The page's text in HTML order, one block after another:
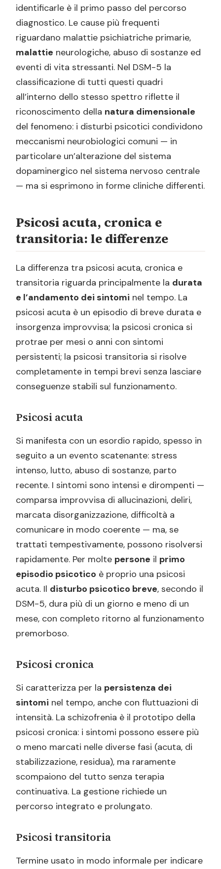
identificarle è il primo passo del percorso
diagnostico. Le cause più frequenti
riguardano malattie psichiatriche primarie,
malattie neurologiche, abuso di sostanze ed
eventi di vita stressanti. Nel DSM-5 la
classificazione di tutti questi quadri
all’interno dello stesso spettro riflette il
riconoscimento della natura dimensionale
del fenomeno: i disturbi psicotici condividono
meccanismi neurobiologici comuni — in
particolare un’alterazione del sistema
dopaminergico nel sistema nervoso centrale
— ma si esprimono in forme cliniche differenti.
Psicosi acuta, cronica e
transitoria: le differenze
La differenza tra psicosi acuta, cronica e
transitoria riguarda principalmente la durata
e l’andamento dei sintomi nel tempo. La
psicosi acuta è un episodio di breve durata e
insorgenza improvvisa; la psicosi cronica si
protrae per mesi o anni con sintomi
persistenti; la psicosi transitoria si risolve
completamente in tempi brevi senza lasciare
conseguenze stabili sul funzionamento.
Psicosi acuta
Si manifesta con un esordio rapido, spesso in
seguito a un evento scatenante: stress
intenso, lutto, abuso di sostanze, parto
recente. I sintomi sono intensi e dirompenti —
comparsa improvvisa di allucinazioni, deliri,
marcata disorganizzazione, difficoltà a
comunicare in modo coerente — ma, se
trattati tempestivamente, possono risolversi
rapidamente. Per molte persone il primo
episodio psicotico è proprio una psicosi
acuta. Il disturbo psicotico breve, secondo il
DSM-5, dura più di un giorno e meno di un
mese, con completo ritorno al funzionamento
premorboso.
Psicosi cronica
Si caratterizza per la persistenza dei
sintomi nel tempo, anche con fluttuazioni di
intensità. La schizofrenia è il prototipo della
psicosi cronica: i sintomi possono essere più
o meno marcati nelle diverse fasi (acuta, di
stabilizzazione, residua), ma raramente
scompaiono del tutto senza terapia
continuativa. La gestione richiede un
percorso integrato e prolungato.
Psicosi transitoria
Termine usato in modo informale per indicare